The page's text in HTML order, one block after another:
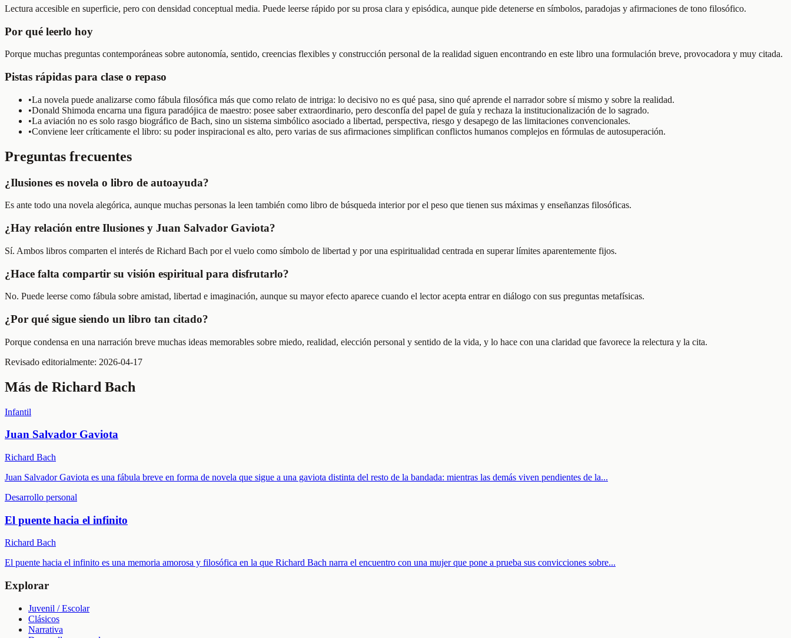
Lectura accesible en superficie, pero con densidad conceptual media. Puede leerse rápido por su prosa clara y episódica, aunque pide detenerse en símbolos, paradojas y afirmaciones de tono filosófico.
Por qué leerlo hoy
Porque muchas preguntas contemporáneas sobre autonomía, sentido, creencias flexibles y construcción personal de la realidad siguen encontrando en este libro una formulación breve, provocadora y muy citada.
Pistas rápidas para clase o repaso
•La novela puede analizarse como fábula filosófica más que como relato de intriga: lo decisivo no es qué pasa, sino qué aprende el narrador sobre sí mismo y sobre la realidad.
•Donald Shimoda encarna una figura paradójica de maestro: posee saber extraordinario, pero desconfía del papel de guía y rechaza la institucionalización de lo sagrado.
•La aviación no es solo rasgo biográfico de Bach, sino un sistema simbólico asociado a libertad, perspectiva, riesgo y desapego de las limitaciones convencionales.
•Conviene leer críticamente el libro: su poder inspiracional es alto, pero varias de sus afirmaciones simplifican conflictos humanos complejos en fórmulas de autosuperación.
Preguntas frecuentes
¿Ilusiones es novela o libro de autoayuda?
Es ante todo una novela alegórica, aunque muchas personas la leen también como libro de búsqueda interior por el peso que tienen sus máximas y enseñanzas filosóficas.
¿Hay relación entre Ilusiones y Juan Salvador Gaviota?
Sí. Ambos libros comparten el interés de Richard Bach por el vuelo como símbolo de libertad y por una espiritualidad centrada en superar límites aparentemente fijos.
¿Hace falta compartir su visión espiritual para disfrutarlo?
No. Puede leerse como fábula sobre amistad, libertad e imaginación, aunque su mayor efecto aparece cuando el lector acepta entrar en diálogo con sus preguntas metafísicas.
¿Por qué sigue siendo un libro tan citado?
Porque condensa en una narración breve muchas ideas memorables sobre miedo, realidad, elección personal y sentido de la vida, y lo hace con una claridad que favorece la relectura y la cita.
Revisado editorialmente: 2026-04-17
Más de Richard Bach
Infantil
Juan Salvador Gaviota
Richard Bach
Juan Salvador Gaviota es una fábula breve en forma de novela que sigue a una gaviota distinta del resto de la bandada: mientras las demás viven pendientes de la...
Desarrollo personal
El puente hacia el infinito
Richard Bach
El puente hacia el infinito es una memoria amorosa y filosófica en la que Richard Bach narra el encuentro con una mujer que pone a prueba sus convicciones sobre...
Explorar
Juvenil / Escolar
Clásicos
Narrativa